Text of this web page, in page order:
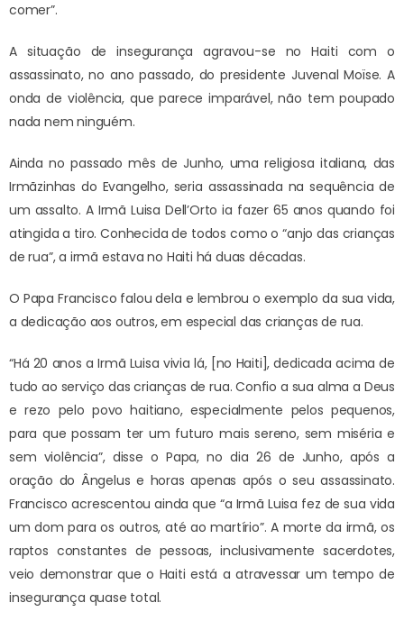
comer”.
A situação de insegurança agravou-se no Haiti com o
assassinato, no ano passado, do presidente Juvenal Moïse. A
onda de violência, que parece imparável, não tem poupado
nada nem ninguém.
Ainda no passado mês de Junho, uma religiosa italiana, das
Irmãzinhas do Evangelho, seria assassinada na sequência de
um assalto. A Irmã Luisa Dell’Orto ia fazer 65 anos quando foi
atingida a tiro. Conhecida de todos como o “anjo das crianças
de rua”, a irmã estava no Haiti há duas décadas.
O Papa Francisco falou dela e lembrou o exemplo da sua vida,
a dedicação aos outros, em especial das crianças de rua.
“Há 20 anos a Irmã Luisa vivia lá, [no Haiti], dedicada acima de
tudo ao serviço das crianças de rua. Confio a sua alma a Deus
e rezo pelo povo haitiano, especialmente pelos pequenos,
para que possam ter um futuro mais sereno, sem miséria e
sem violência”, disse o Papa, no dia 26 de Junho, após a
oração do Ângelus e horas apenas após o seu assassinato.
Francisco acrescentou ainda que “a Irmã Luisa fez de sua vida
um dom para os outros, até ao martírio”. A morte da irmã, os
raptos constantes de pessoas, inclusivamente sacerdotes,
veio demonstrar que o Haiti está a atravessar um tempo de
insegurança quase total.